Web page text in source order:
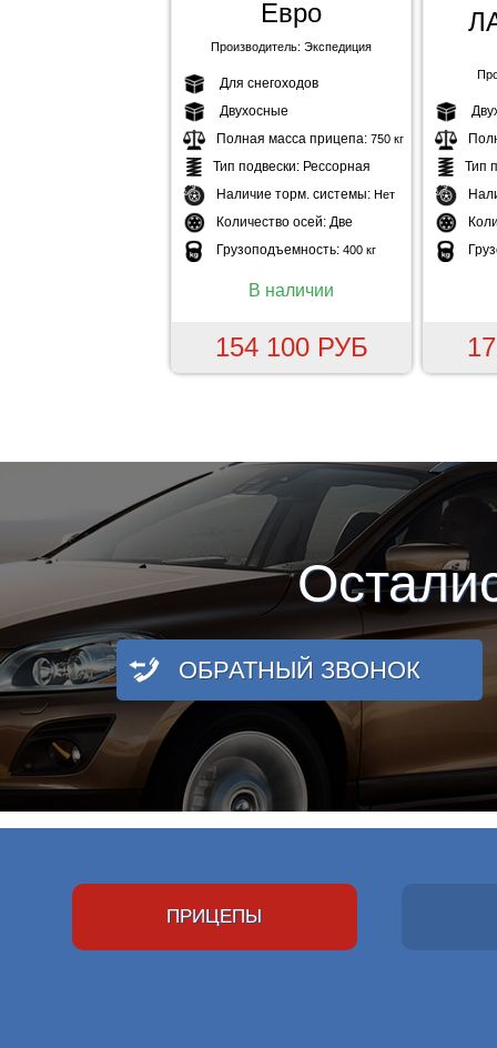
Евро
Производитель: Экспедиция
Для снегоходов
Двухосные
Полная масса прицепа: 750 кг
Тип подвески: Рессорная
Наличие торм. системы: Нет
Количество осей: Две
Грузоподъемность: 400 кг
В наличии
154 100 РУБ
Тип
ОБРАТНЫЙ ЗВОНОК
ПРИЦЕПЫ